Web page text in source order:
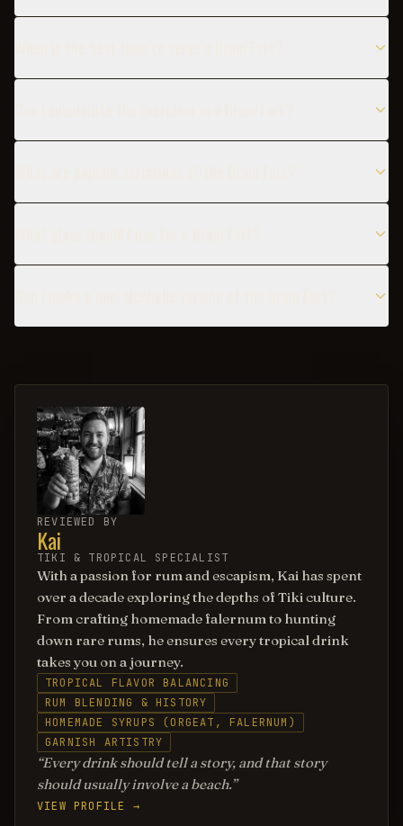
REVIEWED BY
Kai
TIKI & TROPICAL SPECIALIST
With a passion for rum and escapism, Kai has spent
over a decade exploring the depths of Tiki culture.
From crafting homemade falernum to hunting
down rare rums, he ensures every tropical drink
takes you on a journey.
TROPICAL FLAVOR BALANCING
RUM BLENDING & HISTORY
HOMEMADE SYRUPS (ORGEAT, FALERNUM)
GARNISH ARTISTRY
Every drink should tell a story, and that story
should usually involve a beach.
VIEW PROFILE →